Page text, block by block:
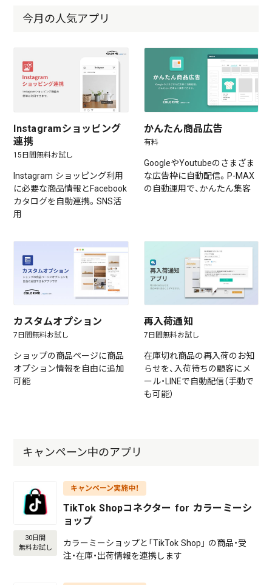
今月の人気アプリ
Instagramショッピング
連携
15日間無料お試し
Instagram ショッピング利用
に必要な商品情報とFacebook
カタログを自動連携。SNS活
用
かんたん商品広告
有料
GoogleやYoutubeのさまざま
な広告枠に自動配信。P-MAX
の自動運用で、かんたん集客
カスタムオプション
7日間無料お試し
ショップの商品ページに商品
オプション情報を自由に追加
可能
再入荷通知
7日間無料お試し
在庫切れ商品の再入荷のお知
らせを、入荷待ちの顧客にメ
ール・LINEで自動配信（手動で
も可能）
キャンペーン中のアプリ
30日間
無料お試し
キャンペーン実施中！
TikTok Shopコネクター for カラーミーシ
ョップ
カラーミーショップと「TikTok Shop」 の商品・受
注・在庫・出荷情報を連携します